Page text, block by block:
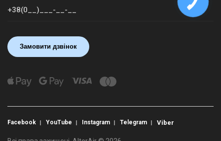
Замовити дзвінок
Facebook YouTube Instagram Telegram Viber